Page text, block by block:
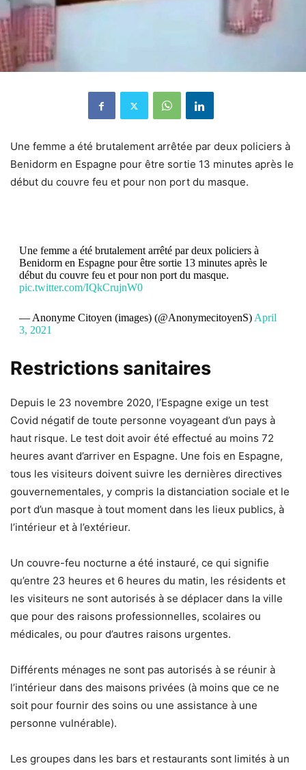
Une femme a été brutalement arrêtée par deux policiers à
Benidorm en Espagne pour être sortie 13 minutes après le
début du couvre feu et pour non port du masque.
Une femme a été brutalement arrêté par deux policiers à
Benidorm en Espagne pour être sortie 13 minutes après le
début du couvre feu et pour non port du masque.
pic.twitter.com/IQkCrujnW0
— Anonyme Citoyen (images) (@AnonymecitoyenS) April
3, 2021
Restrictions sanitaires
Depuis le 23 novembre 2020, l’Espagne exige un test
Covid négatif de toute personne voyageant d’un pays à
haut risque. Le test doit avoir été effectué au moins 72
heures avant d’arriver en Espagne. Une fois en Espagne,
tous les visiteurs doivent suivre les dernières directives
gouvernementales, y compris la distanciation sociale et le
port d’un masque à tout moment dans les lieux publics, à
l’intérieur et à l’extérieur.
Un couvre-feu nocturne a été instauré, ce qui signifie
qu’entre 23 heures et 6 heures du matin, les résidents et
les visiteurs ne sont autorisés à se déplacer dans la ville
que pour des raisons professionnelles, scolaires ou
médicales, ou pour d’autres raisons urgentes.
Différents ménages ne sont pas autorisés à se réunir à
l’intérieur dans des maisons privées (à moins que ce ne
soit pour fournir des soins ou une assistance à une
personne vulnérable).
Les groupes dans les bars et restaurants sont limités à un